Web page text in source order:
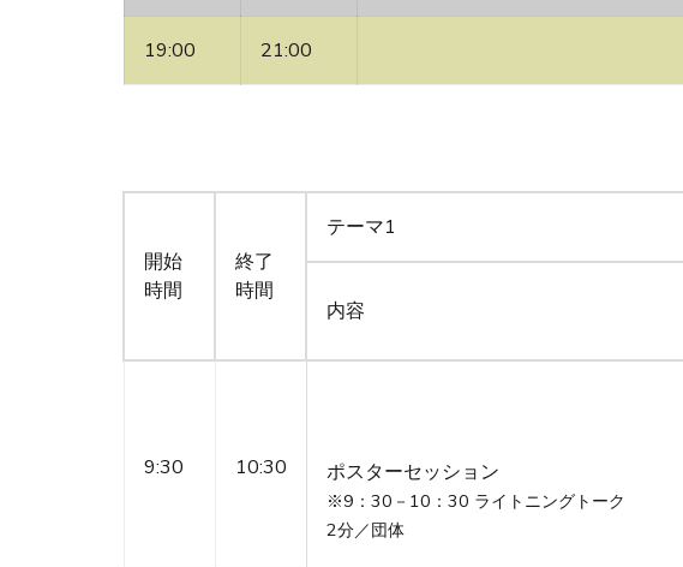
19:00 21:00
開始
時間
終了
時間
テーマ1
内容
9:30 10:30 ポスターセッション
※9：30－10：30 ライトニングトーク
2分／団体